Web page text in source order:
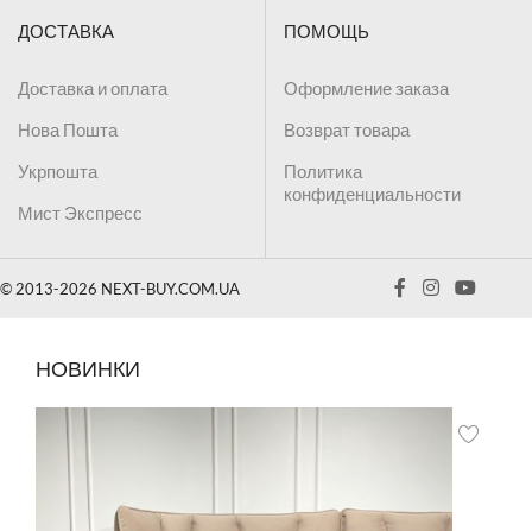
ДОСТАВКА
Доставка и оплата
Нова Пошта
Укрпошта
Мист Экспресс
ПОМОЩЬ
Оформление заказа
Возврат товара
Политика
конфиденциальности
© 2013-2026 NEXT-BUY.COM.UA
НОВИНКИ